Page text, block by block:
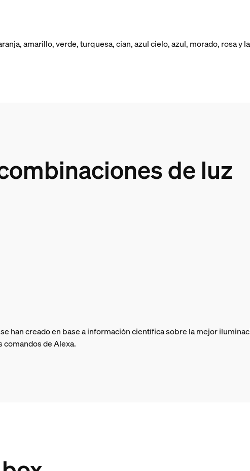
amarillo, verde, turquesa, cian, azul cielo, azul, morado, rosa y
de luz
han creado en base a información científica sobre la mejor
comandos de Alexa.